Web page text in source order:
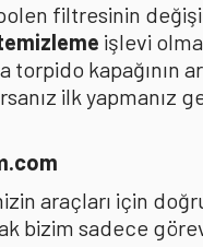
filtresinin
işlevi
kapağının
ilk yapmanız
araçları için
sadece